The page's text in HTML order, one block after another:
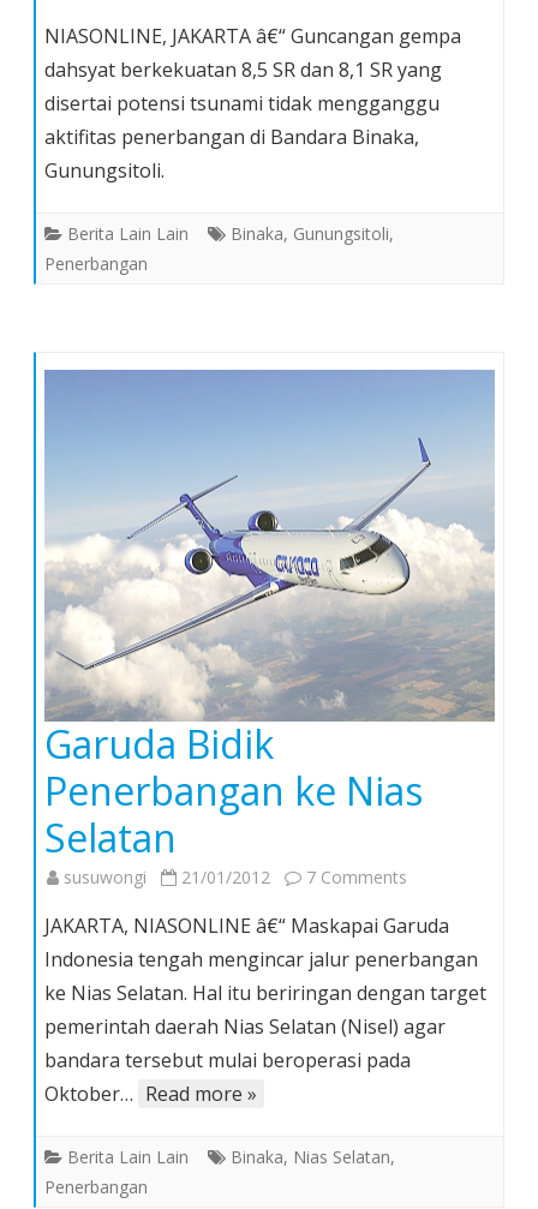
Penerbangan
di
Bandara
Binaka
NIASONLINE, JAKARTA â€“ Guncangan gempa
dahsyat berkekuatan 8,5 SR dan 8,1 SR yang
disertai potensi tsunami tidak mengganggu
aktifitas penerbangan di Bandara Binaka,
Gunungsitoli.
Berita Lain Lain Binaka, Gunungsitoli,
Penerbangan
Garuda Bidik
Penerbangan ke Nias
Selatan
susuwongi 21/01/2012 7 Comments
Bidik
Penerbangan
ke
Nias
Selatan
JAKARTA, NIASONLINE â€“ Maskapai Garuda
Indonesia tengah mengincar jalur penerbangan
ke Nias Selatan. Hal itu beriringan dengan target
pemerintah daerah Nias Selatan (Nisel) agar
bandara tersebut mulai beroperasi pada
Oktober… Read more »
Berita Lain Lain Binaka, Nias Selatan,
Penerbangan